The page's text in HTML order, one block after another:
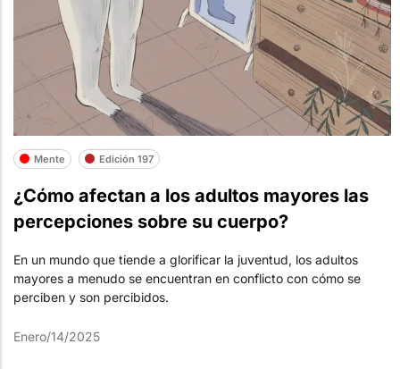
Mente Edición 197
¿Cómo afectan a los adultos mayores las
percepciones sobre su cuerpo?
En un mundo que tiende a glorificar la juventud, los adultos
mayores a menudo se encuentran en conflicto con cómo se
perciben y son percibidos.
Enero/14/2025